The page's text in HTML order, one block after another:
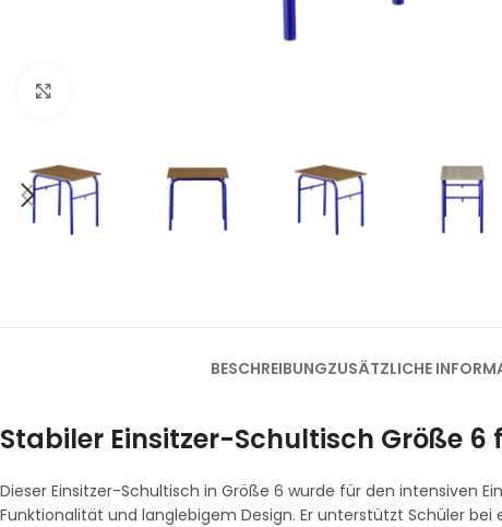
BESCHREIBUNGZUSÄTZLICHE
Stabiler Einsitzer-Schultisch Größe
Dieser Einsitzer-Schultisch in Größe 6 wurde für den intensiven
Funktionalität und langlebigem Design. Er unterstützt Schüler